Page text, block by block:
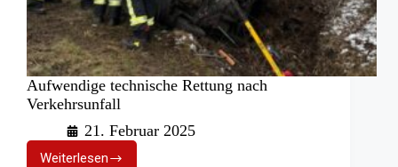
Aufwendige technische Rettung nach
Verkehrsunfall
21. Februar 2025
Weiterlesen